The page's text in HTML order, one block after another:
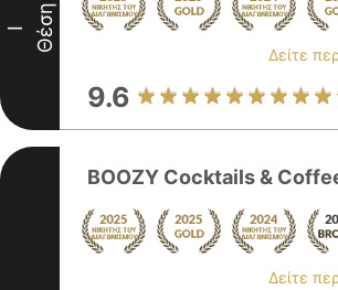
I Θέση
Δείτε
9.6
BOOZY Cocktails &
Δείτε